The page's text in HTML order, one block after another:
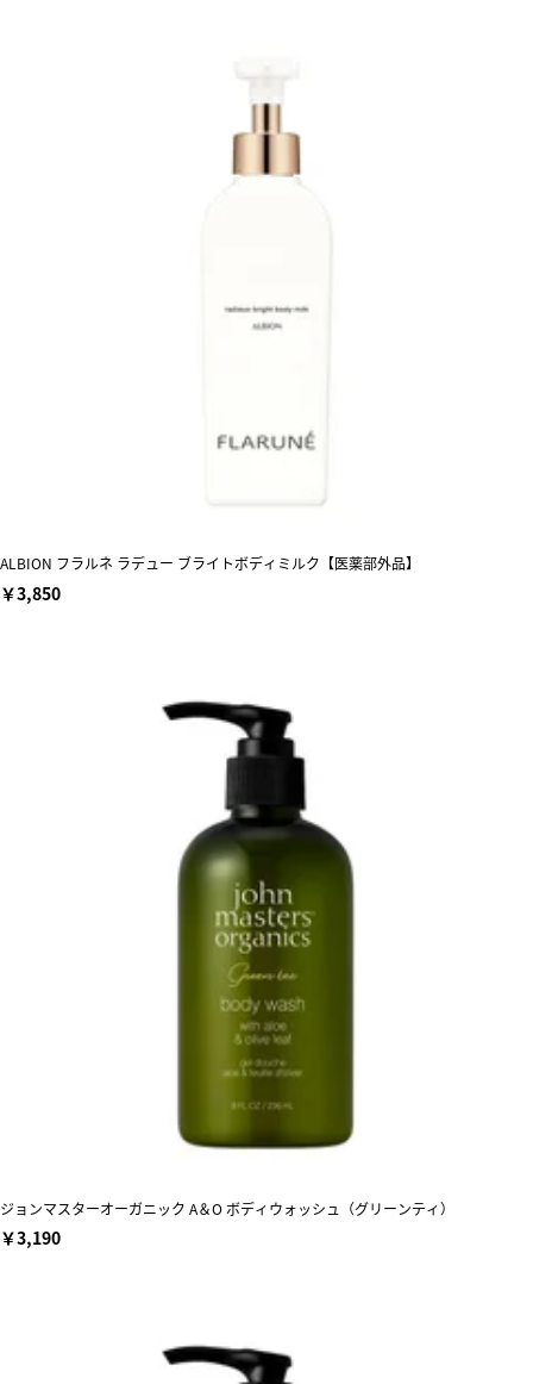
ALBION フラルネ ラデュー ブライトボディミルク【医薬部外品】
￥3,850
ジョンマスターオーガニック A＆O ボディウォッシュ（グリーンティ）
￥3,190